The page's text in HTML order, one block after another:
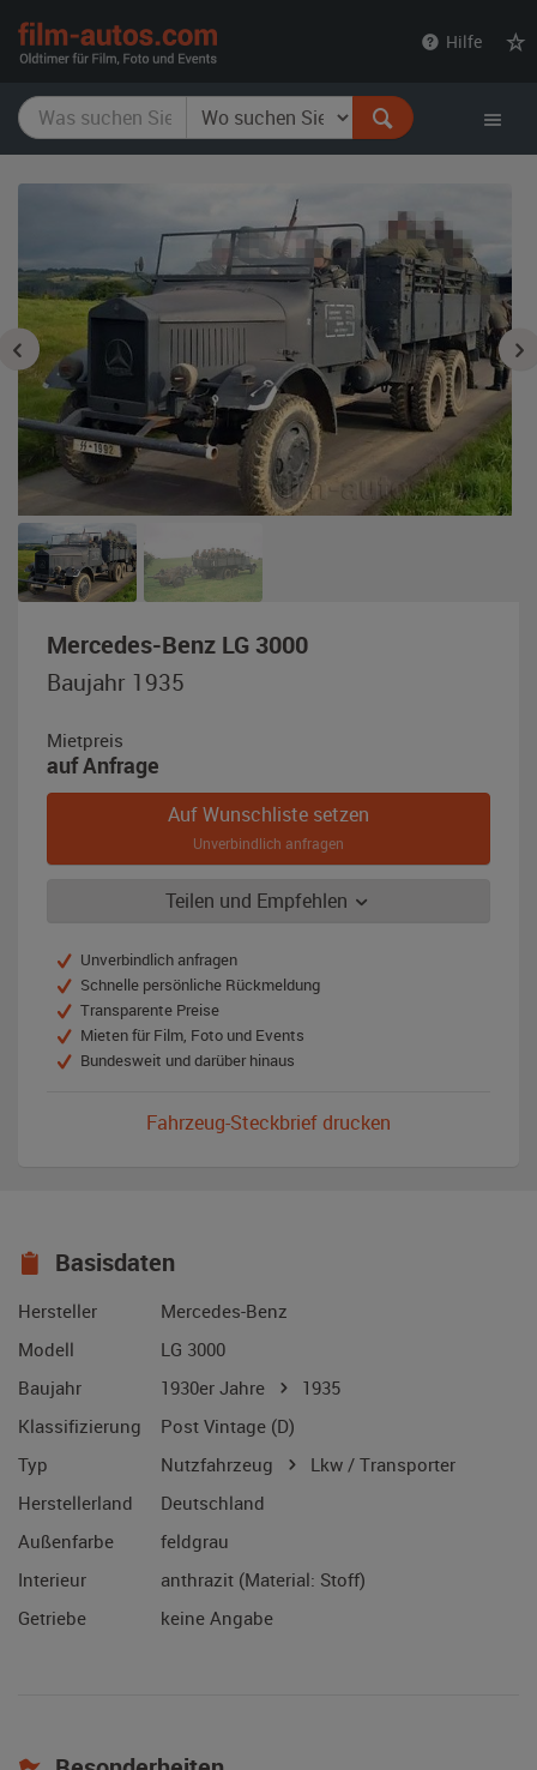
Hilfe
Mercedes-Benz LG 3000,
Baujahr 1935
Mietpreis
auf Anfrage
Auf Wunschliste setzen
Unverbindlich anfragen
Teilen und Empfehlen
Unverbindlich anfragen
Schnelle persönliche Rückmeldung
Transparente Preise
Mieten für Film, Foto und Events
Bundesweit und darüber hinaus
Fahrzeug-Steckbrief drucken
Basisdaten
Hersteller
Mercedes-Benz
Modell
LG 3000
Baujahr
1930er Jahre
1935
Klassifizierung
Post Vintage (D)
Typ
Nutzfahrzeug
Lkw / Transporter
Herstellerland
Deutschland
Außenfarbe
feldgrau
Interieur
anthrazit (Material: Stoff)
Getriebe
keine Angabe